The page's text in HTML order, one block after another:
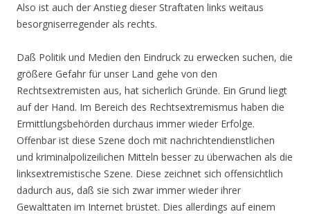
Also ist auch der Anstieg dieser Straftaten links weitaus
besorgniserregender als rechts.
Daß Politik und Medien den Eindruck zu erwecken suchen, die
größere Gefahr für unser Land gehe von den
Rechtsextremisten aus, hat sicherlich Gründe. Ein Grund liegt
auf der Hand. Im Bereich des Rechtsextremismus haben die
Ermittlungsbehörden durchaus immer wieder Erfolge.
Offenbar ist diese Szene doch mit nachrichtendienstlichen
und kriminalpolizeilichen Mitteln besser zu überwachen als die
linksextremistische Szene. Diese zeichnet sich offensichtlich
dadurch aus, daß sie sich zwar immer wieder ihrer
Gewalttaten im Internet brüstet. Dies allerdings auf einem